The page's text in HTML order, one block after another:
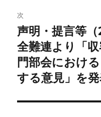
シ
ョ
ン
次
次
の
投
稿:
声明・提言等
全難連より「
門部会におけ
する意見」を